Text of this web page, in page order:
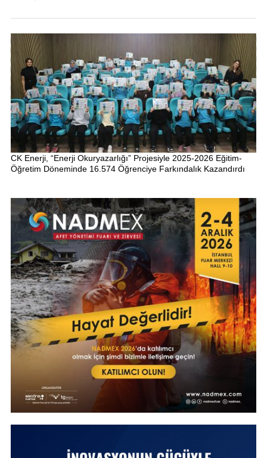
CK Enerji, “Enerji Okuryazarlığı” Projesiyle 2025-2026 Eğitim-
Öğretim Döneminde 16.574 Öğrenciye Farkındalık Kazandırdı